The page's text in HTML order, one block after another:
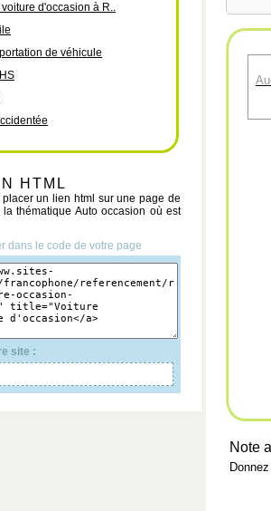
d'occasion à R..
de véhicule
HTML
placer un lien html sur une page de
thématique Auto occasion où est
dans le code de votre page
site :
Note